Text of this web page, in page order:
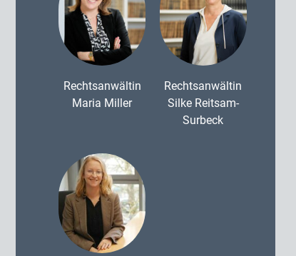
Rechtsanwältin
Maria Miller
Rechtsanwältin
Silke Reitsam-
Surbeck